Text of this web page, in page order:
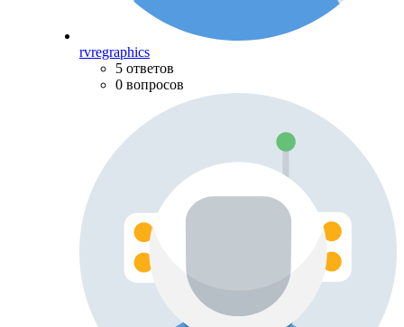
rvregraphics
5 ответов
0 вопросов